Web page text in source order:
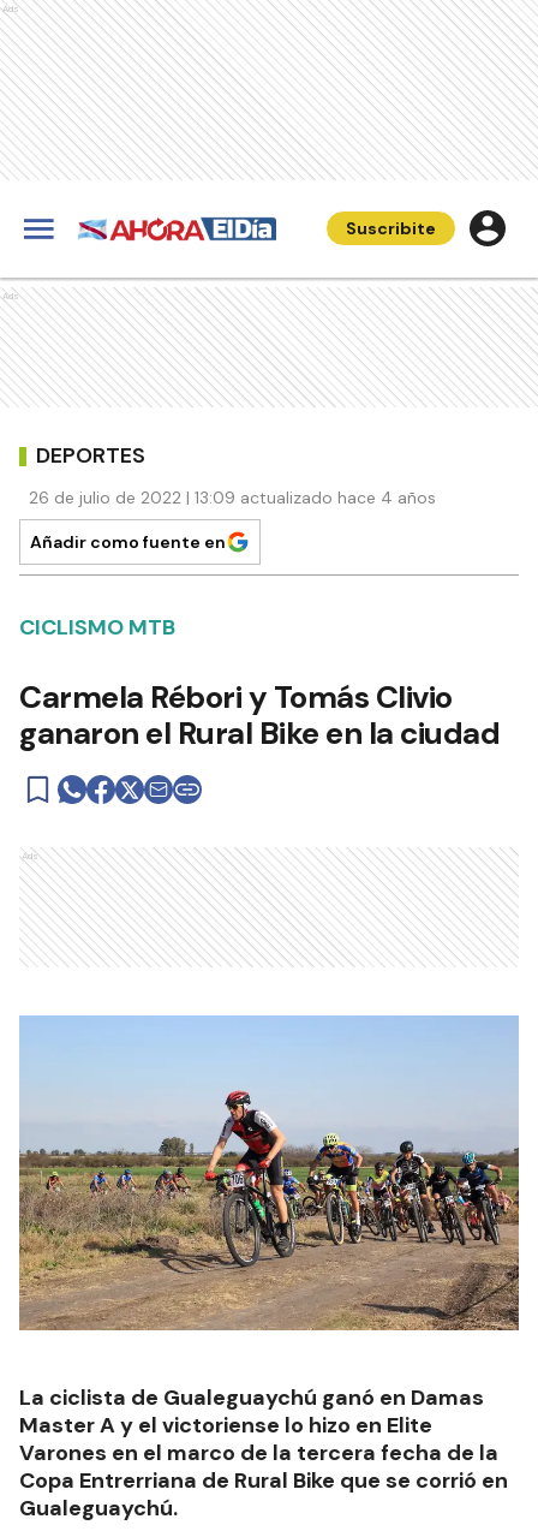
Ads
Suscribite
Ads
DEPORTES
26 de julio de 2022 | 13:09 actualizado hace 4 años
Añadir como fuente en
CICLISMO MTB
Carmela Rébori y Tomás Clivio
ganaron el Rural Bike en la ciudad
Ads
La ciclista de Gualeguaychú ganó en Damas
Master A y el victoriense lo hizo en Elite
Varones en el marco de la tercera fecha de la
Copa Entrerriana de Rural Bike que se corrió en
Gualeguaychú.